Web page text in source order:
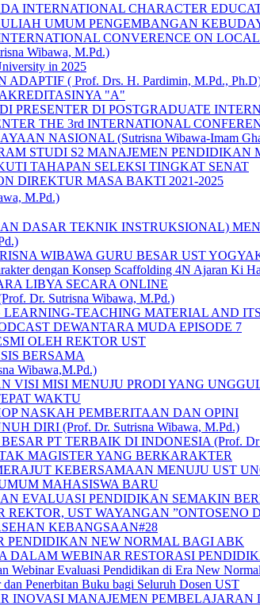
INTERNATIONAL CHARACTER
UMUM PENGEMBANGAN
CONVERENCE ON
Wibawa, M.Pd.)
in 2025
( Prof. Drs. H. Pardimin, M.Pd.,
"A"
PRESENTER DI POSTGRADUATE
THE 3rd INTERNATIONAL
NASIONAL (Sutrisna Wibawa-Imam
STUDI S2 MANAJEMEN
TAHAPAN SELEKSI TINGKAT SENAT
DIREKTUR MASA BAKTI 2021-2025
M.Pd.)
DASAR TEKNIK INSTRUKSIONAL)
WIBAWA GURU BESAR UST
dengan Konsep Scaffolding 4N Ajaran Ki
LIBYA SECARA ONLINE
Dr. Sutrisna Wibawa, M.Pd.)
LEARNING-TEACHING MATERIAL AND
DEWANTARA MUDA EPISODE 7
OLEH REKTOR UST
BERSAMA
Wibawa,M.Pd.)
VISI MISI MENUJU PRODI YANG
WAKTU
NASKAH PEMBERITAAN DAN OPINI
DIRI (Prof. Dr. Sutrisna Wibawa, M.Pd.)
PT TERBAIK DI INDONESIA (Prof.
MAGISTER YANG BERKARAKTER
KEBERSAMAAN MENUJU UST
MAHASISWA BARU
EVALUASI PENDIDIKAN SEMAKIN
UST WAYANGAN ”ONTOSENO
KEBANGSAAN#28
PENDIDIKAN NEW NORMAL BAGI ABK
DALAM WEBINAR RESTORASI
Webinar Evaluasi Pendidikan di Era New Normal
Penerbitan Buku bagi Seluruh Dosen UST
INOVASI MANAJEMEN PEMBELAJARAN